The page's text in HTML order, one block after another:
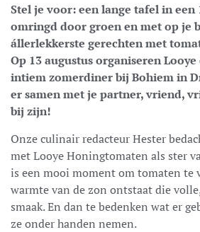
Stel je voor: een lange tafel in een
omringd door groen en met op je
állerlekkerste gerechten met
Op 13 augustus organiseren
intiem zomerdiner bij Bohiem in
er samen met je partner, vriend,
bij zijn!
Onze culinair redacteur Hester
met Looye Honingtomaten als ster
is een mooi moment om tomaten te
warmte van de zon ontstaat die
smaak. En dan te bedenken wat er
ze onder handen nemen.